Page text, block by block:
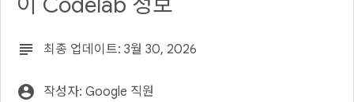
subject 최종 업데이트: 3월 30, 2026
account_circle 작성자: Google 직원